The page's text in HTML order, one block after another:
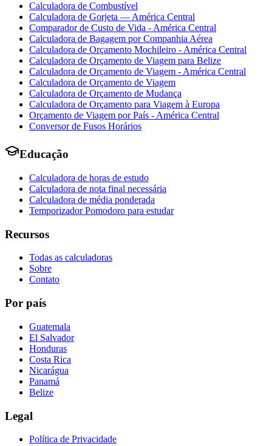
Calculadora de Combustível
Calculadora de Gorjeta — América Central
Comparador de Custo de Vida - América Central
Calculadora de Bagagem por Companhia Aérea
Calculadora de Orçamento Mochileiro - América Central
Calculadora de Orçamento de Viagem para Belize
Calculadora de Orçamento de Viagem - América Central
Calculadora de Orçamento de Viagem
Calculadora de Orçamento de Mudança
Calculadora de Orçamento para Viagem à Europa
Orçamento de Viagem por País - América Central
Conversor de Fusos Horários
Educação
Calculadora de horas de estudo
Calculadora de nota final necessária
Calculadora de média ponderada
Temporizador Pomodoro para estudar
Recursos
Todas as calculadoras
Sobre
Contato
Por país
Guatemala
El Salvador
Honduras
Costa Rica
Nicarágua
Panamá
Belize
Legal
Política de Privacidade